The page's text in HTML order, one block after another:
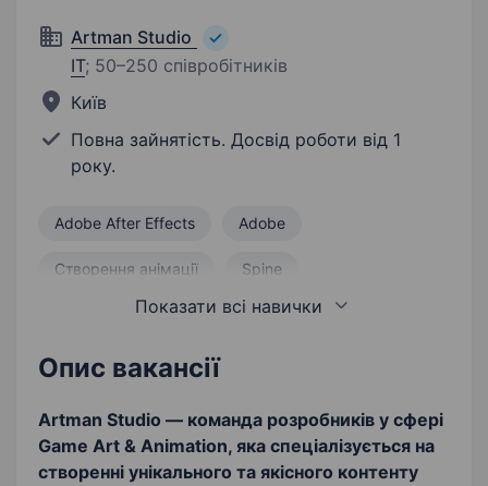
Artman Studio
IT; 50–250 співробітників
Київ
Повна зайнятість. Досвід роботи від 1
року.
Adobe After Effects Adobe
Створення анімації Spine
Знання основ композиції Растрова графіка
2D-анімація
Показати всі навички
Опис вакансії
Artman Studio — команда розробників у сфері
Game Art & Animation, яка спеціалізується на
створенні унікального та якісного контенту